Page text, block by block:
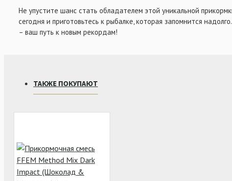
Не упустите шанс стать обладателем этой уникальной
сегодня и приготовьтесь к рыбалке, которая запомнится
– ваш путь к новым рекордам!
ТАКЖЕ ПОКУПАЮТ